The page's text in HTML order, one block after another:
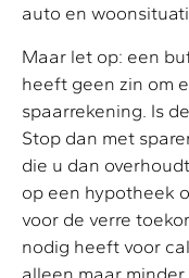
auto en
Maar let op: een
heeft geen zin om
spaarrekening. Is
Stop dan met
die u dan
op een hypotheek
voor de verre
nodig heeft voor
alleen maar minder